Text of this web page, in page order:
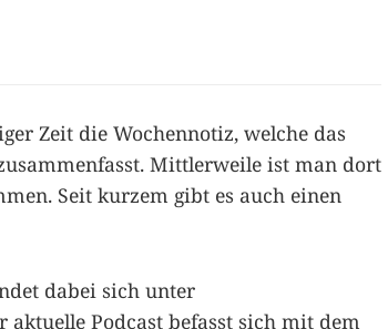
Zeit die Wochennotiz, welche das
Mittlerweile ist man dort
Seit kurzem gibt es auch einen
dabei sich unter
aktuelle Podcast befasst sich mit dem